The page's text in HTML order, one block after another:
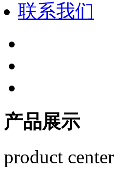
联系我们
产品展示
product center